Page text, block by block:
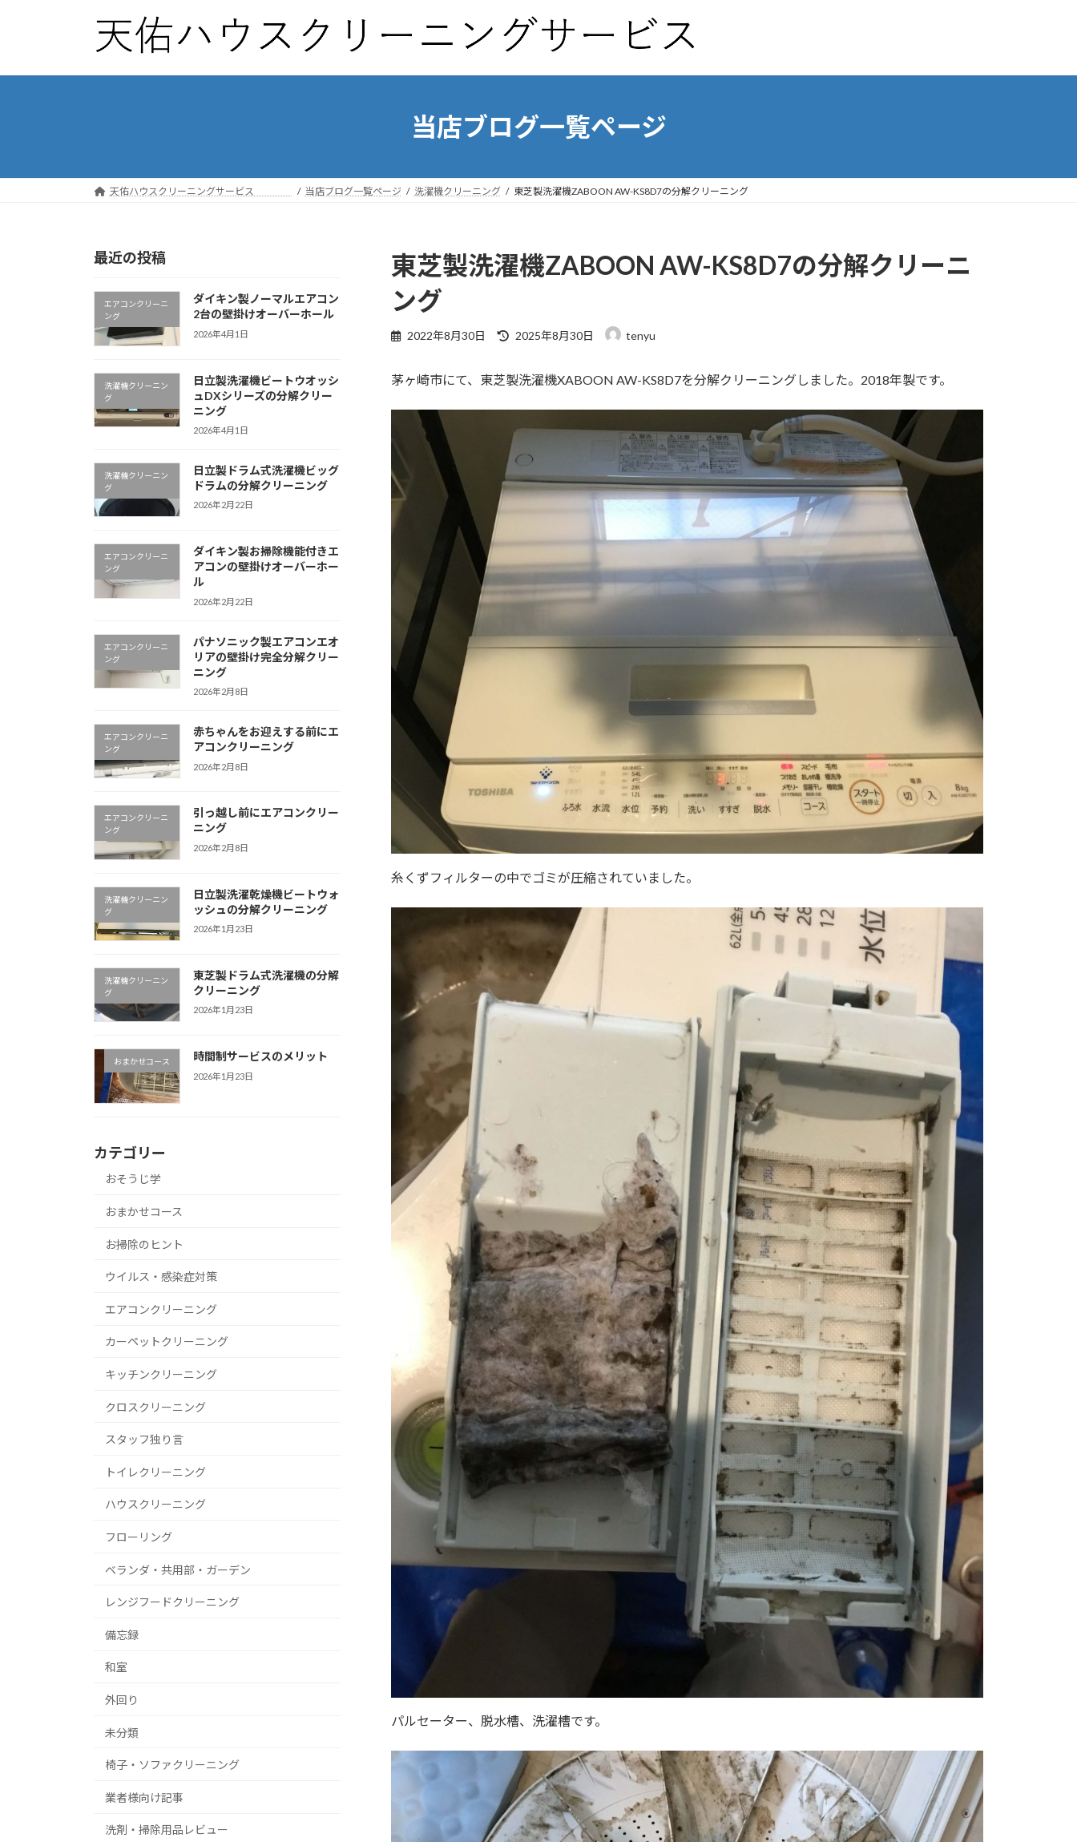
プ
動
当店ブログ一覧ページ
天佑ハウスクリーニングサービス 当店ブログ一覧ページ 洗濯機クリーニング 東芝製洗濯機ZABOON AW-KS8D7の分解クリーニング
東芝製洗濯機ZABOON AW-KS8D7の分解クリーニ
ング
2022年8月30日
最
新
時
:
2025年8月30日 tenyu
茅ヶ崎市にて、東芝製洗濯機XABOON AW-KS8D7を分解クリーニングしました。2018年製です。
糸くずフィルターの中でゴミが圧縮されていました。
パルセーター、脱水槽、洗濯槽です。
最近の投稿
エアコンクリーニ
ング
ダイキン製ノーマルエアコン
2台の壁掛けオーバーホール
2026年4月1日
洗濯機クリーニン
グ
日立製洗濯機ビートウオッシ
ュDXシリーズの分解クリー
ニング
2026年4月1日
洗濯機クリーニン
グ
日立製ドラム式洗濯機ビッグ
ドラムの分解クリーニング
2026年2月22日
エアコンクリーニ
ング
ダイキン製お掃除機能付きエ
アコンの壁掛けオーバーホー
ル
2026年2月22日
エアコンクリーニ
ング
パナソニック製エアコンエオ
リアの壁掛け完全分解クリー
ニング
2026年2月8日
エアコンクリーニ
ング
赤ちゃんをお迎えする前にエ
アコンクリーニング
2026年2月8日
エアコンクリーニ
ング
引っ越し前にエアコンクリー
ニング
2026年2月8日
洗濯機クリーニン
グ
日立製洗濯乾燥機ビートウォ
ッシュの分解クリーニング
2026年1月23日
洗濯機クリーニン
グ
東芝製ドラム式洗濯機の分解
クリーニング
2026年1月23日
おまかせコース 時間制サービスのメリット
2026年1月23日
カテゴリー
おそうじ学
おまかせコース
お掃除のヒント
ウイルス・感染症対策
エアコンクリーニング
カーペットクリーニング
キッチンクリーニング
クロスクリーニング
スタッフ独り言
トイレクリーニング
ハウスクリーニング
フローリング
ベランダ・共用部・ガーデン
レンジフードクリーニング
備忘録
和室
外回り
未分類
椅子・ソファクリーニング
業者様向け記事
洗剤・掃除用品レビュー